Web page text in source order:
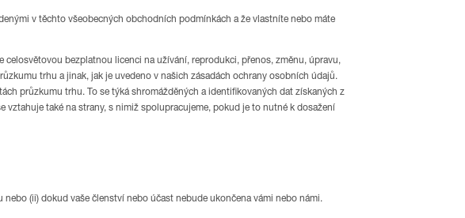
v těchto všeobecných obchodních podmínkách a že vlastníte nebo máte
bezplatnou licenci na užívání, reprodukci, přenos, změnu, úpravu,
trhu a jinak, jak je uvedeno v našich zásadách ochrany osobních údajů.
průzkumu trhu. To se týká shromážděných a identifikovaných dat získaných z
také na strany, s nimiž spolupracujeme, pokud je to nutné k dosažení
(ii) dokud vaše členství nebo účast nebude ukončena vámi nebo námi.